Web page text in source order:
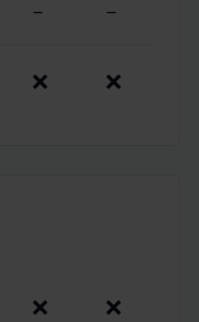
– –
❌ ❌
❌ ❌